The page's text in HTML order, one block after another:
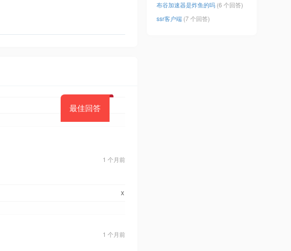
最佳回答
1 个月前
x
1 个月前
布谷加速器是炸鱼的吗 (6 个回答)
ssr客户端 (7 个回答)